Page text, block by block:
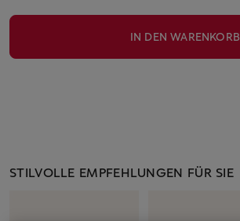
IN DEN WARENKORB
STILVOLLE EMPFEHLUNGEN FÜR SIE